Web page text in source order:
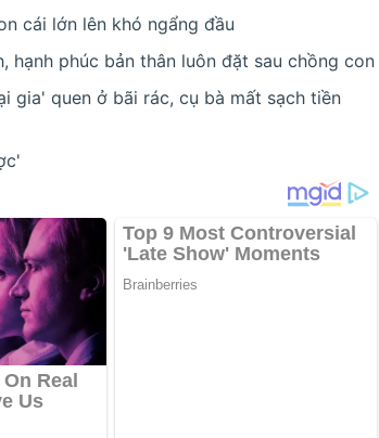
cái lớn lên khó ngẩng đầu
hạnh phúc bản thân luôn đặt sau chồng con
gia' quen ở bãi rác, cụ bà mất sạch tiền